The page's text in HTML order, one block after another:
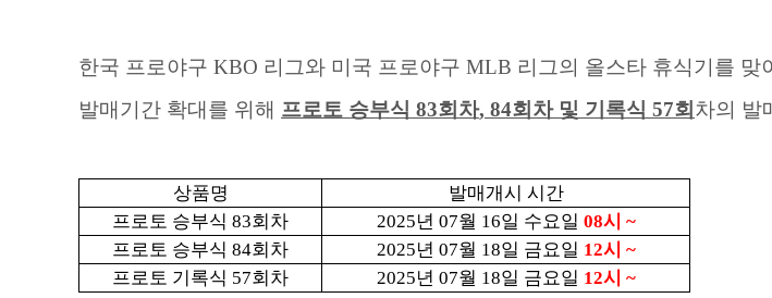
한국 프로야구 KBO 리그와 미국 프로야구 MLB 리그의 올스타 휴식기를 맞
발매기간 확대를 위해 프로토 승부식 83회차, 84회차 및 기록식 57회 차의 발
상품명
발매개시 시간
프로토 승부식 83회차 2025년 07월 16일 수요일 08시 ~
프로토 승부식 84회차 2025년 07월 18일 금요일 12시 ~
프로토 기록식 57회차 2025년 07월 18일 금요일 12시 ~